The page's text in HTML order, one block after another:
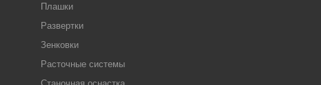
Плашки
Развертки
Зенковки
Расточные системы